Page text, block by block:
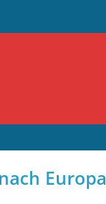
Europa